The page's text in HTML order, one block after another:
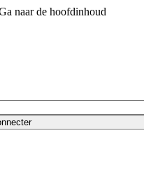
naar de hoofdinhoud